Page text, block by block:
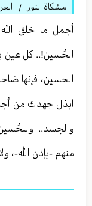
مشكاة النور /
أجمل ما خلق الله
الحُسين!.. كل عين
الحسين، فإنها
ابذل جهدك من
والجسد..
منهم -بإذن الله-،